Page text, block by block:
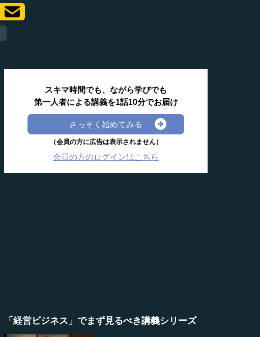
スキマ時間でも、ながら学びでも
第一人者による講義を1話10分でお届け
さっそく始めてみる
（会員の方に広告は表示されません）
会員の方のログインはこちら
「経営ビジネス」でまず見るべき講義シリーズ